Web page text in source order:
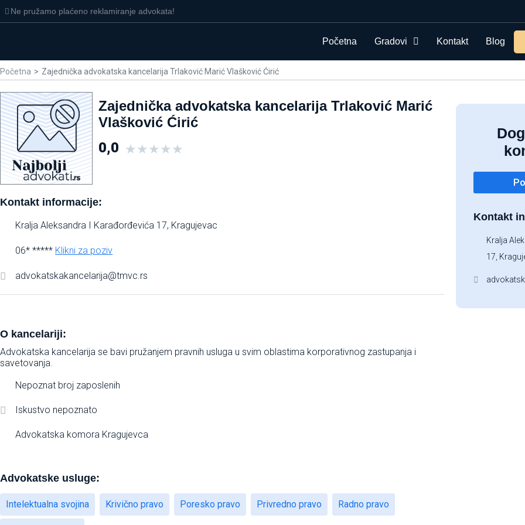
Ne pružamo plaćeno reklamiranje advokata!
Početna Gradovi Kontakt Blog
Početna > Zajednička advokatska kancelarija Trlaković Marić Vlašković Ćirić
Zajednička advokatska kancelarija Trlaković Marić
Vlašković Ćirić
0,0 ★★★★★
Kontakt informacije:
Kralja Aleksandra I Karađorđevića 17, Kragujevac
06* ***** Klikni za poziv
advokatskakancelarija@tmvc.rs
O kancelariji:
Advokatska kancelarija se bavi pružanjem pravnih usluga u svim oblastima korporativnog zastupanja i
savetovanja.
Nepoznat broj zaposlenih
Iskustvo nepoznato
Advokatska komora Kragujevca
Advokatske usluge:
Intelektualna svojina Krivično pravo Poresko pravo Privredno pravo Radno pravo
Kontakt
Kralja
17,